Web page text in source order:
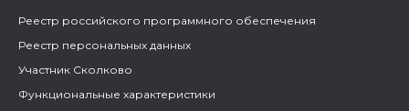
Реестр российского программного обеспечения
Реестр персональных данных
Участник Сколково
Функциональные характеристики